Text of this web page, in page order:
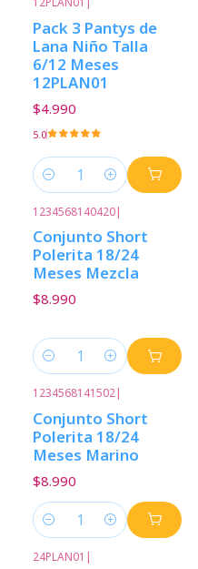
Pack 3 Pantys de
Lana Niño Talla
6/12 Meses
12PLAN01
$4.990
5.0
Cantidad
1234568140420|
Conjunto Short
Polerita 18/24
Meses Mezcla
$8.990
Cantidad
1234568141502|
Conjunto Short
Polerita 18/24
Meses Marino
$8.990
Cantidad
24PLAN01 |